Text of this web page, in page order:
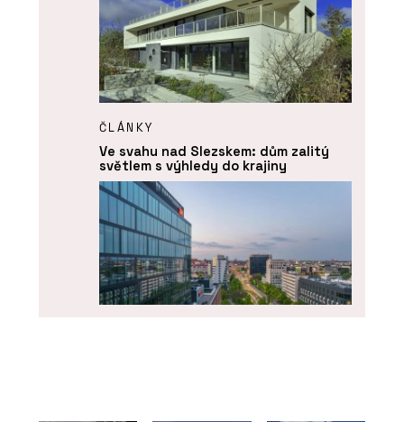
ČLÁNKY
Ve svahu nad Slezskem: dům zalitý
světlem s výhledy do krajiny